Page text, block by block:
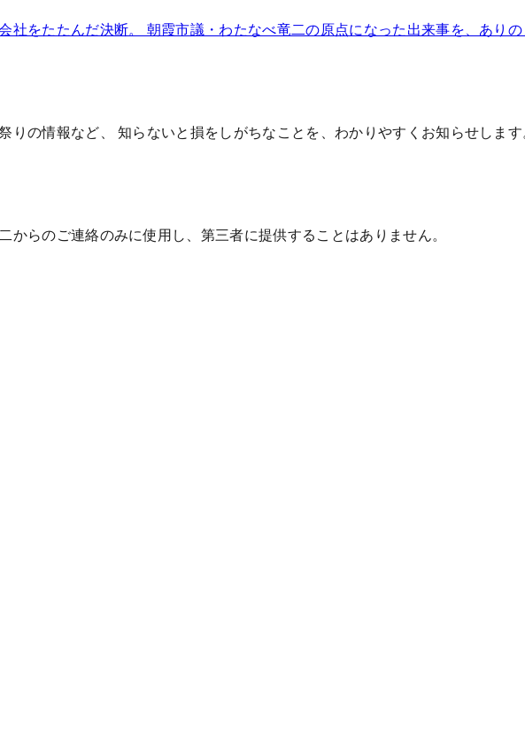
をたたんだ決断。 朝霞市議・わたなべ竜二の原点になった出来事を、ありの
の情報など、 知らないと損をしがちなことを、わかりやすくお知らせします
らのご連絡のみに使用し、第三者に提供することはありません。